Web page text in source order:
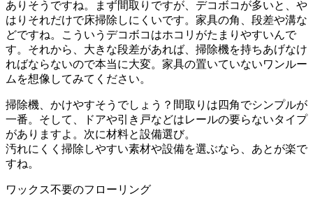
ありそうですね。まず間取りですが、デコボコが多いと、や
はりそれだけで床掃除しにくいです。家具の角、段差や溝な
どですね。こういうデコボコはホコリがたまりやすいんで
す。それから、大きな段差があれば、掃除機を持ちあげなけ
ればならないので本当に大変。家具の置いていないワンルー
ムを想像してみてください。
掃除機、かけやすそうでしょう？間取りは四角でシンプルが
一番。そして、ドアや引き戸などはレールの要らないタイプ
がありますよ。次に材料と設備選び。
汚れにくく掃除しやすい素材や設備を選ぶなら、あとが楽で
すね。
ワックス不要のフローリング